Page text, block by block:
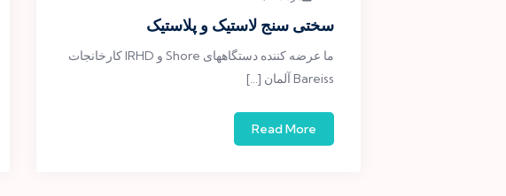
سختی سنج لاستیک و پلاستیک
ما عرضه کننده دستگاههای Shore و IRHD کارخانجات
Bareiss آلمان […]
Read More